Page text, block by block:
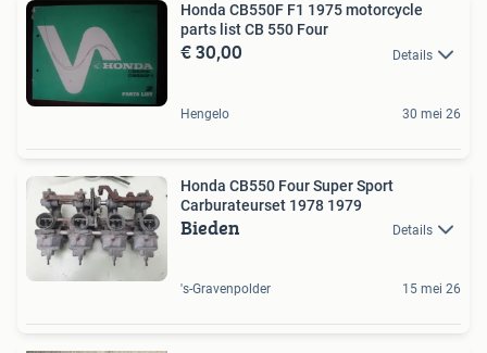
Honda CB550F F1 1975 motorcycle
parts list CB 550 Four
€ 30,00 Details
Hengelo 30 mei 26
Honda CB550 Four Super Sport
Carburateurset 1978 1979
Bieden Details
's-Gravenpolder 15 mei 26